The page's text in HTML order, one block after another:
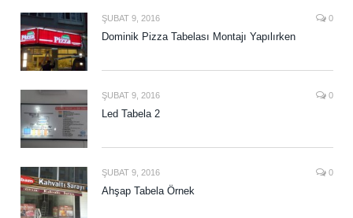
ŞUBAT 9, 2016 0
Dominik Pizza Tabelası Montajı Yapılırken
ŞUBAT 9, 2016 0
Led Tabela 2
ŞUBAT 9, 2016 0
Ahşap Tabela Örnek